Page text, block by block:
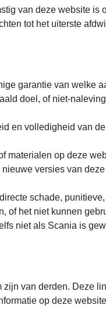
van deze website
tot het uiterste
garantie van
doel, of niet-
en volledigheid van
materialen op deze
versies van
schade,
of het niet kunnen
niet als Scania is
van derden. Deze
op deze